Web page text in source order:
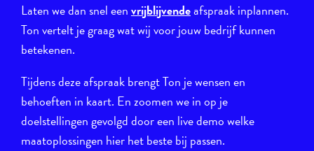
Laten we dan snel eenvrijblijvendeafspraak inplannen.
Ton vertelt je graag wat wij voor jouw bedrijf kunnen
betekenen.
Tijdens deze afspraak brengt Ton je wensen en
behoeften in kaart. En zoomen we in op je
doelstellingen gevolgd door een live demo welke
maatoplossingen hier het beste bij passen.